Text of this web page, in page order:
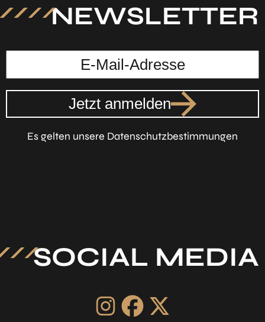
NEWSLETTER
Jetzt anmelden
Es gelten unsere Datenschutzbestimmungen
SOCIAL MEDIA